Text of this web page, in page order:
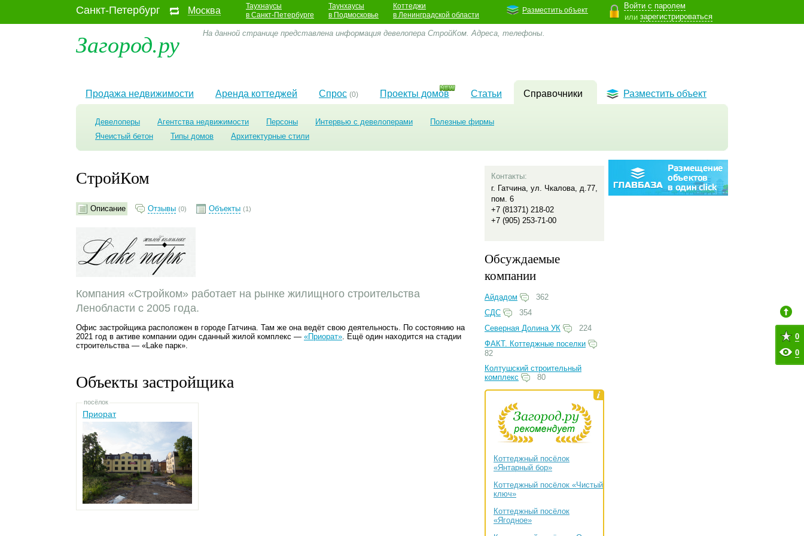
Санкт-Петербург Москва
Таухнаусы
в Санкт-Петербурге
Таунхаусы
в Подмосковье
Коттеджи
в Ленинградской области
Войти с паролем
или зарегистрироваться
Разместить объект
Загород.ру На данной странице представлена информация девелопера СтройКом. Адреса, телефоны.
Продажа недвижимости Аренда коттеджей Спрос (0) Проекты домов Статьи Справочники Разместить объект
Девелоперы Агентства недвижимости Персоны Интервью с девелоперами
Полезные фирмы
Ячеистый бетон
Типы домов Архитектурные стили
СтройКом
Описание Отзывы (0) Объекты (1)
Компания «Стройком» работает на рынке жилищного строительства
Ленобласти с 2005 года.
Офис застройщика расположен в городе Гатчина. Там же она ведёт свою деятельность. По состоянию на
2021 год в активе компании один сданный жилой комплекс — «Приорат». Ещё один находится на стадии
строительства — «Lake парк».
Объекты застройщика
посёлок
Приорат
Контакты:
г. Гатчина, ул. Чкалова, д.77,
пом. 6
+7 (81371) 218-02
+7 (905) 253-71-00
Обсуждаемые
компании
Айдадом
362
СДС
354
Северная Долина УК
224
ФАКТ. Коттеджные поселки
82
Колтушский строительный
комплекс
80
Коттеджный посёлок
«Янтарный бор»
Коттеджный посёлок «Чистый
ключ»
Коттеджный посёлок
«Ягодное»
0
0